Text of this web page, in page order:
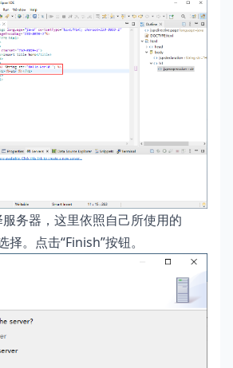
务器，这里依照自己所使用的
。点击“Finish”按钮。